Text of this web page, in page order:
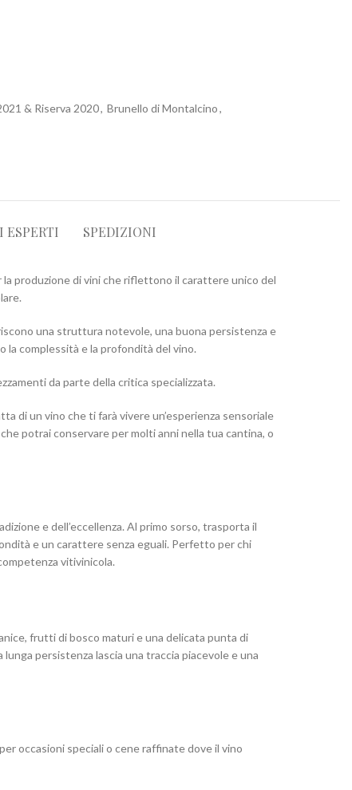
& Riserva 2020, Brunello di Montalcino,
ESPERTI SPEDIZIONI
produzione di vini che riflettono il carattere unico del
una struttura notevole, una buona persistenza e
la complessità e la profondità del vino.
da parte della critica specializzata.
di un vino che ti farà vivere un’esperienza sensoriale
potrai conservare per molti anni nella tua cantina, o
e dell’eccellenza. Al primo sorso, trasporta il
e un carattere senza eguali. Perfetto per chi
vitivinicola.
frutti di bosco maturi e una delicata punta di
persistenza lascia una traccia piacevole e una
occasioni speciali o cene raffinate dove il vino